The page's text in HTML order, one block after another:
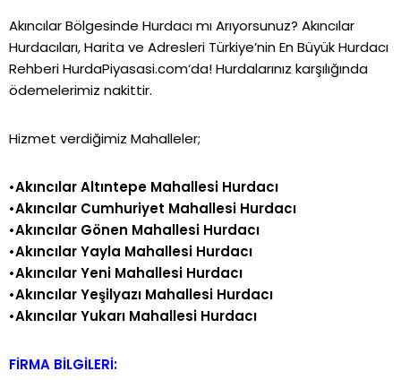
Akıncılar Bölgesinde Hurdacı mı Arıyorsunuz? Akıncılar
Hurdacıları, Harita ve Adresleri Türkiye’nin En Büyük Hurdacı
RehberiHurdaPiyasasi.com‘da! Hurdalarınız karşılığında
ödemelerimiz nakittir.
Hizmet verdiğimiz Mahalleler;
•Akıncılar Altıntepe Mahallesi Hurdacı
•Akıncılar Cumhuriyet Mahallesi Hurdacı
•Akıncılar Gönen Mahallesi Hurdacı
•Akıncılar Yayla Mahallesi Hurdacı
•Akıncılar Yeni Mahallesi Hurdacı
•Akıncılar Yeşilyazı Mahallesi Hurdacı
•Akıncılar Yukarı Mahallesi Hurdacı
FİRMA BİLGİLERİ: